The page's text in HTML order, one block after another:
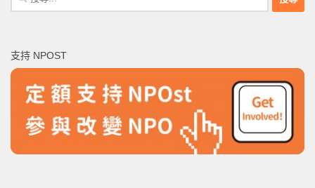
尋
字:
支持 NPOST